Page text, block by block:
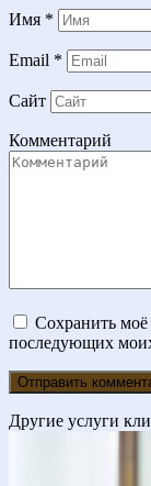
Имя *
Email *
Сайт
Комментарий
Сохранить моё
последующих
Другие услуги